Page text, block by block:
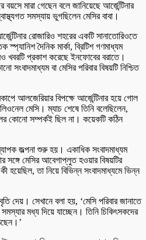
বয়সে মারা গেছেন বলে জানিয়েছে আর্জেন্টিনার
সমস্যায় ভুগছিলেন মেসির বাবা।
রোজারিও শহরের একটি সানাতোরিওতে
দৈনিক মার্কা, ব্রিটিশ গণমাধ্যম
প্রকাশ করেছে ইনফোবের বরাতে।
বা মেসির পরিবার বিষয়টি নিশ্চিত
আলজেরিয়ার বিপক্ষে আর্জেন্টিনার হয়ে গোল
মেসি। ম্যাচ শেষে তিনি বলেছিলেন,
কোনো সম্পর্কই ছিল না। কয়েকটি কঠিন
জল্পনা শুরু হয়। একাধিক সংবাদমাধ্যম
সঙ্গে মেসির আবেগাপ্লুত হওয়ার বিষয়টির
হয়েছিল, তা নিয়ে বিভিন্ন সংবাদমাধ্যমে ভিন্ন
দেয়। সেখানে বলা হয়, ‘মেসি পরিবার জানাতে
সমস্যার মধ্য দিয়ে যাচ্ছেন। তিনি চিকিৎসকদের